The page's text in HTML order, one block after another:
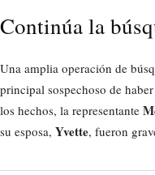
Continúa la
Una amplia operación de
principal sospechoso de
los hechos, la representante
su esposa, Yvette, fueron